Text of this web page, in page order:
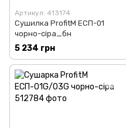
Артикул: 413174
Сушилка ProfitM ЕСП-01
чорно-сіра_бн
5 234 грн